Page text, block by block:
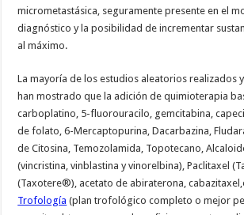
micrometastásica, seguramente presente en el
diagnóstico y la posibilidad de incrementar
al máximo.
La mayoría de los estudios aleatorios realizados
han mostrado que la adición de quimioterapia
carboplatino, 5-fluorouracilo, gemcitabina,
de folato, 6-Mercaptopurina, Dacarbazina,
de Citosina, Temozolamida, Topotecano,
(vincristina, vinblastina y vinorelbina), Paclitaxel
(Taxotere®), acetato de abiraterona,
Trofología (plan trofológico completo o mejor